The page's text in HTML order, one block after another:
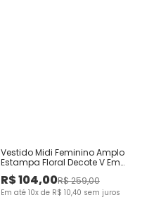
Vestido Midi Feminino Amplo
Estampa Floral Decote V Em
Viscose
R$104,00R$259,00
Em até 10x de R$ 10,40 sem juros